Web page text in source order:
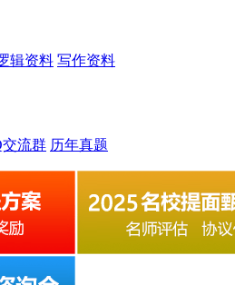
辑资料 写作资料
交流群 历年真题